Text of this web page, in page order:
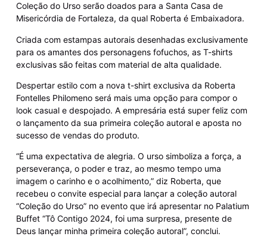
Coleção do Urso serão doados para a Santa Casa de
Misericórdia de Fortaleza, da qual Roberta é Embaixadora.
Criada com estampas autorais desenhadas exclusivamente
para os amantes dos personagens fofuchos, as T-shirts
exclusivas são feitas com material de alta qualidade.
Despertar estilo com a nova t-shirt exclusiva da Roberta
Fontelles Philomeno será mais uma opção para compor o
look casual e despojado. A empresária está super feliz com
o lançamento da sua primeira coleção autoral e aposta no
sucesso de vendas do produto.
“É uma expectativa de alegria. O urso simboliza a força, a
perseverança, o poder e traz, ao mesmo tempo uma
imagem o carinho e o acolhimento,” diz Roberta, que
recebeu o convite especial para lançar a coleção autoral
“Coleção do Urso” no evento que irá apresentar no Palatium
Buffet “Tô Contigo 2024, foi uma surpresa, presente de
Deus lançar minha primeira coleção autoral”, conclui.